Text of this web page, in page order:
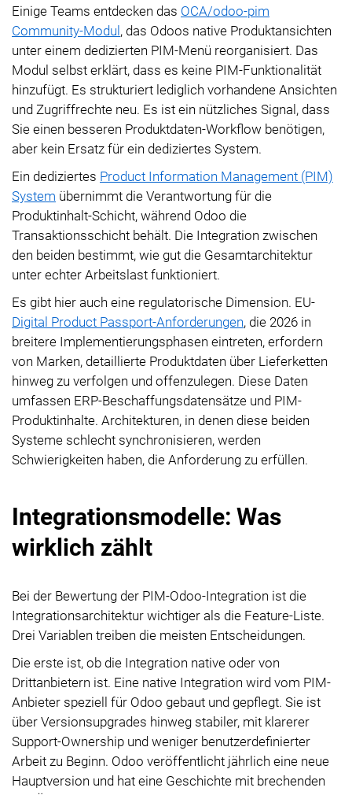
Einige Teams entdecken das OCA/odoo-pim
Community-Modul, das Odoos native Produktansichten
unter einem dedizierten PIM-Menü reorganisiert. Das
Modul selbst erklärt, dass es keine PIM-Funktionalität
hinzufügt. Es strukturiert lediglich vorhandene Ansichten
und Zugriffrechte neu. Es ist ein nützliches Signal, dass
Sie einen besseren Produktdaten-Workflow benötigen,
aber kein Ersatz für ein dediziertes System.
Ein dediziertes Product Information Management (PIM)
System übernimmt die Verantwortung für die
Produktinhalt-Schicht, während Odoo die
Transaktionsschicht behält. Die Integration zwischen
den beiden bestimmt, wie gut die Gesamtarchitektur
unter echter Arbeitslast funktioniert.
Es gibt hier auch eine regulatorische Dimension. EU-
Digital Product Passport-Anforderungen, die 2026 in
breitere Implementierungsphasen eintreten, erfordern
von Marken, detaillierte Produktdaten über Lieferketten
hinweg zu verfolgen und offenzulegen. Diese Daten
umfassen ERP-Beschaffungsdatensätze und PIM-
Produktinhalte. Architekturen, in denen diese beiden
Systeme schlecht synchronisieren, werden
Schwierigkeiten haben, die Anforderung zu erfüllen.
Integrationsmodelle: Was
wirklich zählt
Bei der Bewertung der PIM-Odoo-Integration ist die
Integrationsarchitektur wichtiger als die Feature-Liste.
Drei Variablen treiben die meisten Entscheidungen.
Die erste ist, ob die Integration native oder von
Drittanbietern ist. Eine native Integration wird vom PIM-
Anbieter speziell für Odoo gebaut und gepflegt. Sie ist
über Versionsupgrades hinweg stabiler, mit klarerer
Support-Ownership und weniger benutzerdefinierter
Arbeit zu Beginn. Odoo veröffentlicht jährlich eine neue
Hauptversion und hat eine Geschichte mit brechenden